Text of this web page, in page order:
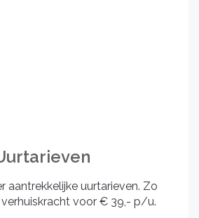
aantrekkelijke uurtarieven. Zo
voor € 39,- p/u.